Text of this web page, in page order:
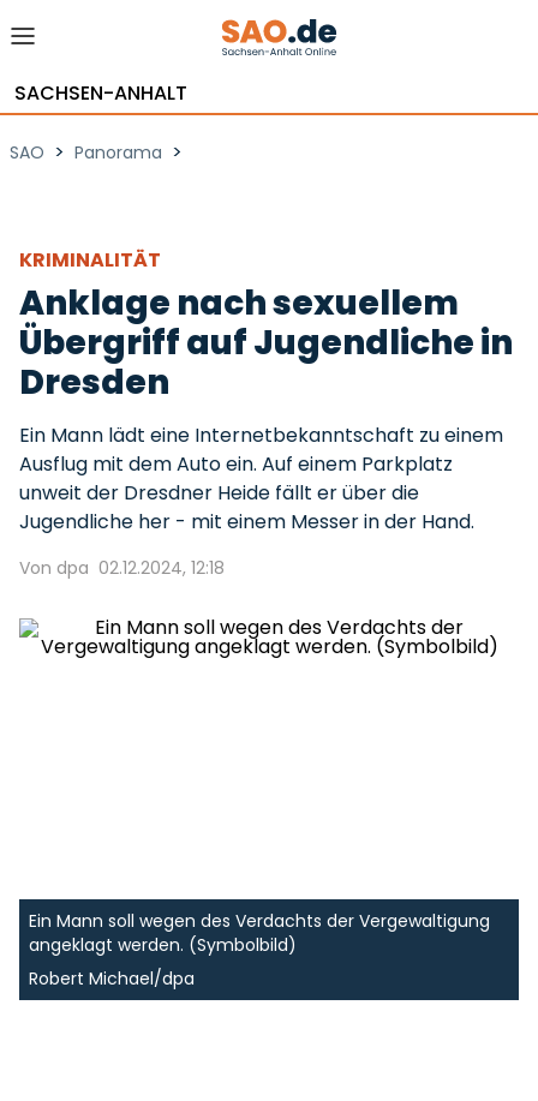
SACHSEN-ANHALT
SAO > Panorama >
KRIMINALITÄT
Anklage nach sexuellem
Übergriff auf Jugendliche in
Dresden
Ein Mann lädt eine Internetbekanntschaft zu einem
Ausflug mit dem Auto ein. Auf einem Parkplatz
unweit der Dresdner Heide fällt er über die
Jugendliche her - mit einem Messer in der Hand.
Von dpa 02.12.2024, 12:18
Ein Mann soll wegen des Verdachts der Vergewaltigung
angeklagt werden. (Symbolbild)
Robert Michael/dpa